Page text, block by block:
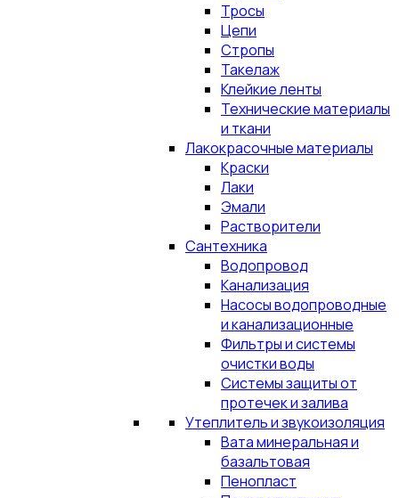
Тросы
Цепи
Стропы
Такелаж
Клейкие ленты
Технические материалы
и ткани
Лакокрасочные материалы
Краски
Лаки
Эмали
Растворители
Сантехника
Водопровод
Канализация
Насосы водопроводные
и канализационные
Фильтры и системы
очистки воды
Системы защиты от
протечек и залива
Утеплитель и звукоизоляция
Вата минеральная и
базальтовая
Пенопласт